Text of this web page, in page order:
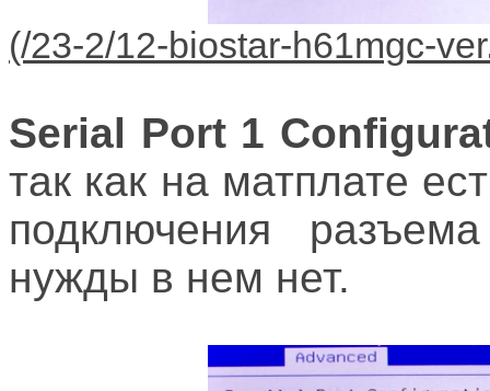
Serial Port 1
так как на матплате
подключения
нужды в нем нет.